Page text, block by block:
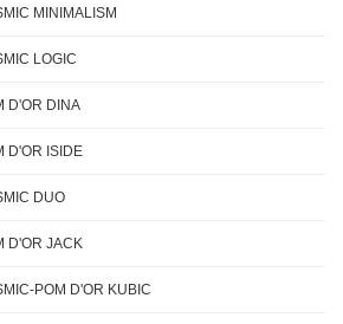
MINIMALISM
LOGIC
D'OR DINA
D'OR ISIDE
DUO
D'OR JACK
POM D'OR KUBIC